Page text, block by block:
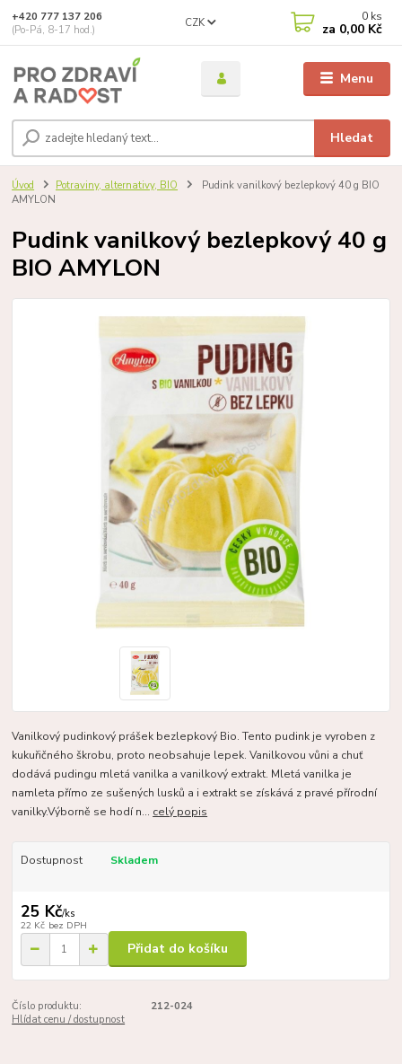
Menu
CZK
Hledat
+420 777 137 206
(Po-Pá, 8-17 hod.)
0 ks
za 0,00 Kč
Úvod Potraviny, alternativy, BIO
Pudink vanilkový bezlepkový 40 g BIO
AMYLON
Pudink vanilkový bezlepkový 40 g
BIO AMYLON
Vanilkový pudinkový prášek bezlepkový Bio. Tento pudink je vyroben z
kukuřičného škrobu, proto neobsahuje lepek. Vanilkovou vůni a chuť
dodává pudingu mletá vanilka a vanilkový extrakt. Mletá vanilka je
namleta přímo ze sušených lusků a i extrakt se získává z pravé přírodní
vanilky.Výborně se hodí n... celý popis
Dostupnost Skladem
25 Kč/ks
22 Kč bez DPH
Přidat do košíku
Číslo produktu:
212-024
Hlídat cenu / dostupnost